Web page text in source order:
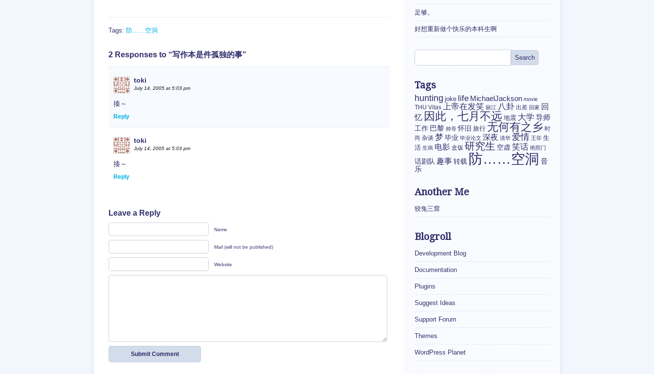
Tags: 防……空洞
2 Responses to “写作本是件孤独的事”
toki
July 14, 2005 at 5:03 pm
揍～
Reply
toki
July 14, 2005 at 5:03 pm
揍～
Reply
Leave a Reply
Name
Mail (will not be published)
Website
足够。
好想重新做个快乐的本科生啊
Tags
hunting joke life MichaelJackson movie
THU Vitas 上帝在发笑 丽江 八卦 出差 回家 回
忆 因此，七月不远 地震 大学 导师
工作 巴黎 帅哥 怀旧 旅行 无何有之乡 时
尚 杂谈 梦 毕业 毕业论文 深夜 清华 爱情 王菲 生
活 生病 电影 盒饭 研究生 空虚 笑话 艳照门
话剧队 趣事转载 防……空洞 音
乐
Another Me
狡兔三窟
Blogroll
Development Blog
Documentation
Plugins
Suggest Ideas
Support Forum
Themes
WordPress Planet